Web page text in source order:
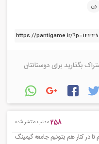
ون
بگذارید برای دوستانتان
258مطلب منتشر شده
کنار هم بتونیم جامعه گیمینگ